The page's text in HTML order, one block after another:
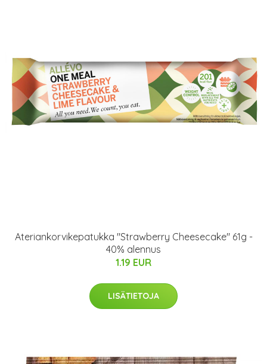
Ateriankorvikepatukka "Strawberry Cheesecake" 61g -
40% alennus
1.19 EUR
LISÄTIETOJA